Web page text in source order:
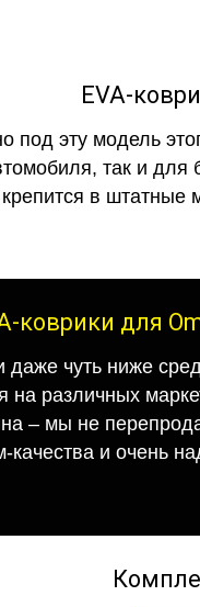
EVA-
эту модель
так и для
в штатные
коврики для
чуть ниже
на различных
– мы не
качества и очень